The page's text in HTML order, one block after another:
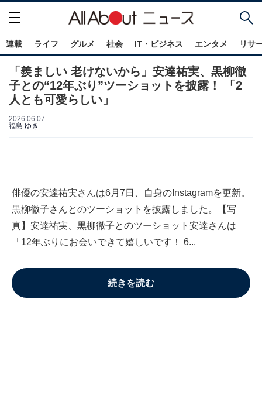
連載 ライフ グルメ 社会 IT・ビジネス エンタメ リサ
「羨ましい 老けないから」安達祐実、黒柳徹
子との“12年ぶり”ツーショットを披露！ 「2
人とも可愛らしい」
2026.06.07
福島 ゆき
俳優の安達祐実さんは6月7日、自身のInstagramを更新。
黒柳徹子さんとのツーショットを披露しました。【写
真】安達祐実、黒柳徹子とのツーショット安達さんは
「12年ぶりにお会いできて嬉しいです！ 6...
続きを読む